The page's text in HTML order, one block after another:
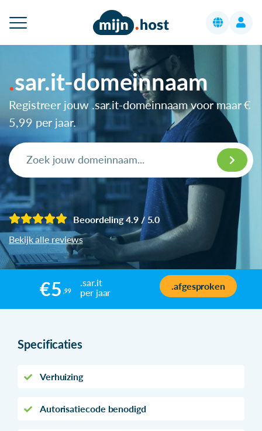
sar.it-domeinnaam
Registreer jouw .sar.it-domeinnaam voor maar€
5,99 per jaar.
Beoordeling 4.9 / 5.0
Bekijk alle reviews
€5 ,99
.sar.it
per jaar
.afgesproken
Specificaties
Verhuizing
Autorisatiecode benodigd